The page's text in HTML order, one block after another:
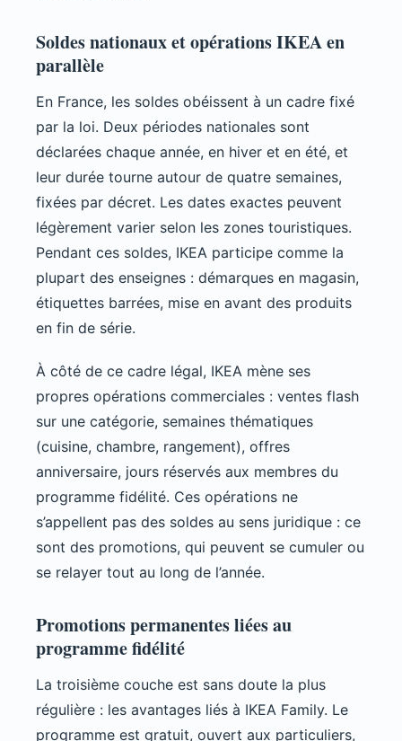
Soldes nationaux et opérations IKEA en
parallèle
En France, les soldes obéissent à un cadre fixé
par la loi. Deux périodes nationales sont
déclarées chaque année, en hiver et en été, et
leur durée tourne autour de quatre semaines,
fixées par décret. Les dates exactes peuvent
légèrement varier selon les zones touristiques.
Pendant ces soldes, IKEA participe comme la
plupart des enseignes : démarques en magasin,
étiquettes barrées, mise en avant des produits
en fin de série.
À côté de ce cadre légal, IKEA mène ses
propres opérations commerciales : ventes flash
sur une catégorie, semaines thématiques
(cuisine, chambre, rangement), offres
anniversaire, jours réservés aux membres du
programme fidélité. Ces opérations ne
s’appellent pas des soldes au sens juridique : ce
sont des promotions, qui peuvent se cumuler ou
se relayer tout au long de l’année.
Promotions permanentes liées au
programme fidélité
La troisième couche est sans doute la plus
régulière : les avantages liés à IKEA Family. Le
programme est gratuit, ouvert aux particuliers,